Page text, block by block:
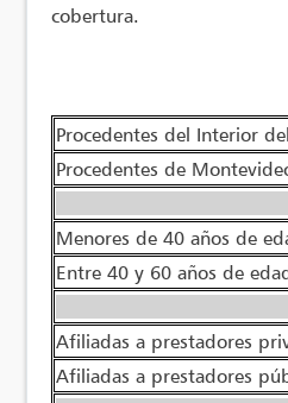
cobertura.
Procedentes del Interior
Procedentes de
Menores de 40 años de
Entre 40 y 60 años de
Afiliadas a prestadores
Afiliadas a prestadores